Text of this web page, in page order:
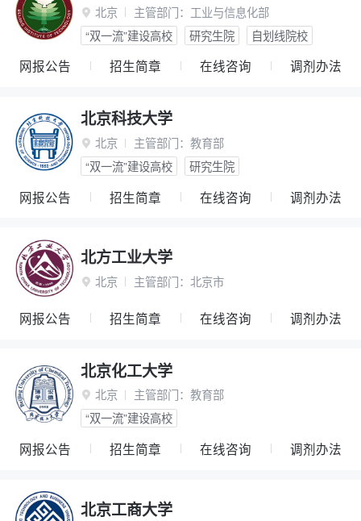
 北京 主管部门： 工业与信息化部
“双一流”建设高校
研究生院 自划线院校
网报公告 招生简章 在线咨询 调剂办法
北京科技大学
 北京 主管部门： 教育部
“双一流”建设高校
研究生院
网报公告 招生简章 在线咨询 调剂办法
北方工业大学
 北京 主管部门： 北京市
网报公告 招生简章 在线咨询 调剂办法
北京化工大学
 北京 主管部门： 教育部
“双一流”建设高校
网报公告 招生简章 在线咨询 调剂办法
北京工商大学